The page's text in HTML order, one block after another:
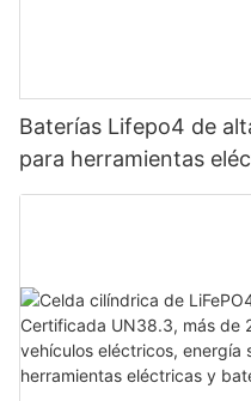
Baterías Lifepo4 de
para herramientas
eléctricos.